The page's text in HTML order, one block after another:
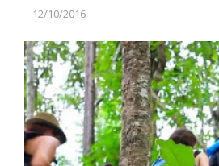
12/10/2016